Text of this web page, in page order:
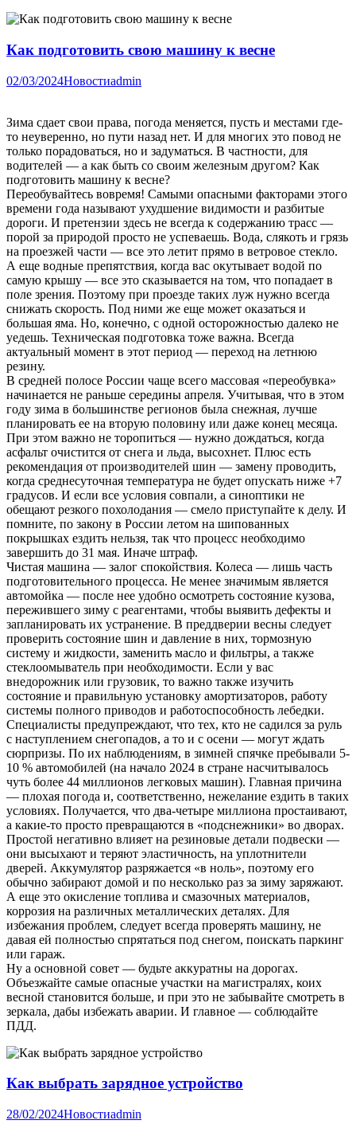
Как подготовить свою машину к весне
02/03/2024Новостиadmin
Зима сдает свои права, погода меняется, пусть и местами где-
то неуверенно, но пути назад нет. И для многих это повод не
только порадоваться, но и задуматься. В частности, для
водителей — а как быть со своим железным другом? Как
подготовить машину к весне?
Переобувайтесь вовремя! Самыми опасными факторами этого
времени года называют ухудшение видимости и разбитые
дороги. И претензии здесь не всегда к содержанию трасс —
порой за природой просто не успеваешь. Вода, слякоть и грязь
на проезжей части — все это летит прямо в ветровое стекло.
А еще водные препятствия, когда вас окутывает водой по
самую крышу — все это сказывается на том, что попадает в
поле зрения. Поэтому при проезде таких луж нужно всегда
снижать скорость. Под ними же еще может оказаться и
большая яма. Но, конечно, с одной осторожностью далеко не
уедешь. Техническая подготовка тоже важна. Всегда
актуальный момент в этот период — переход на летнюю
резину.
В средней полосе России чаще всего массовая «переобувка»
начинается не раньше середины апреля. Учитывая, что в этом
году зима в большинстве регионов была снежная, лучше
планировать ее на вторую половину или даже конец месяца.
При этом важно не торопиться — нужно дождаться, когда
асфальт очистится от снега и льда, высохнет. Плюс есть
рекомендация от производителей шин — замену проводить,
когда среднесуточная температура не будет опускать ниже +7
градусов. И если все условия совпали, а синоптики не
обещают резкого похолодания — смело приступайте к делу. И
помните, по закону в России летом на шипованных
покрышках ездить нельзя, так что процесс необходимо
завершить до 31 мая. Иначе штраф.
Чистая машина — залог спокойствия. Колеса — лишь часть
подготовительного процесса. Не менее значимым является
автомойка — после нее удобно осмотреть состояние кузова,
пережившего зиму с реагентами, чтобы выявить дефекты и
запланировать их устранение. В преддверии весны следует
проверить состояние шин и давление в них, тормозную
систему и жидкости, заменить масло и фильтры, а также
стеклоомыватель при необходимости. Если у вас
внедорожник или грузовик, то важно также изучить
состояние и правильную установку амортизаторов, работу
системы полного приводов и работоспособность лебедки.
Специалисты предупреждают, что тех, кто не садился за руль
с наступлением снегопадов, а то и с осени — могут ждать
сюрпризы. По их наблюдениям, в зимней спячке пребывали 5-
10 % автомобилей (на начало 2024 в стране насчитывалось
чуть более 44 миллионов легковых машин). Главная причина
— плохая погода и, соответственно, нежелание ездить в таких
условиях. Получается, что два-четыре миллиона простаивают,
а какие-то просто превращаются в «подснежники» во дворах.
Простой негативно влияет на резиновые детали подвески —
они высыхают и теряют эластичность, на уплотнители
дверей. Аккумулятор разряжается «в ноль», поэтому его
обычно забирают домой и по несколько раз за зиму заряжают.
А еще это окисление топлива и смазочных материалов,
коррозия на различных металлических деталях. Для
избежания проблем, следует всегда проверять машину, не
давая ей полностью спрятаться под снегом, поискать паркинг
или гараж.
Ну а основной совет — будьте аккуратны на дорогах.
Объезжайте самые опасные участки на магистралях, коих
весной становится больше, и при это не забывайте смотреть в
зеркала, дабы избежать аварии. И главное — соблюдайте
ПДД.
Как выбрать зарядное устройство
28/02/2024Новостиadmin